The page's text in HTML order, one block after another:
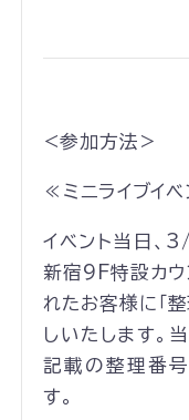
<参加方法>
≪ミニライブイ
イベント当日
新宿9F特設カウ
れたお客様に「
しいたします。
記載の整理番
す。